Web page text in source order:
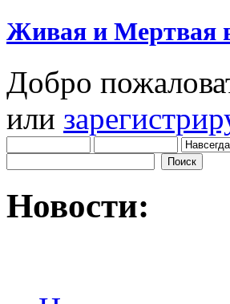
Живая и Мертвая
Добро
или
Новости: